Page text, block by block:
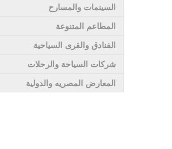
السينمات والمسارح
المطاعم المتنوعة
الفنادق والقرى السياحية
شركات السياحة والرحلات
المعارض المصريه والدولية